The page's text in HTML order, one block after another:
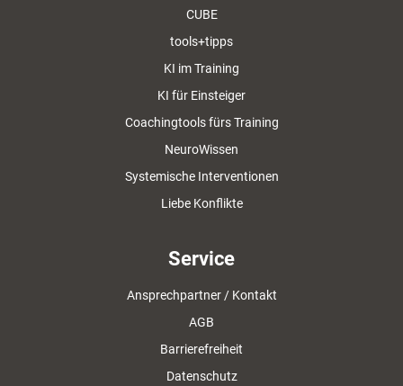
CUBE
tools+tipps
KI im Training
KI für Einsteiger
Coachingtools fürs Training
NeuroWissen
Systemische Interventionen
Liebe Konflikte
Service
Ansprechpartner / Kontakt
AGB
Barrierefreiheit
Datenschutz